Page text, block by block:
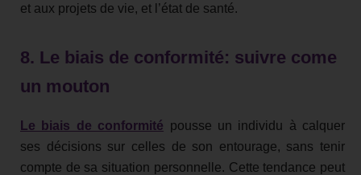
et aux projets de vie, et l’état de santé.
8. Le biais de conformité: suivre come
un mouton
Le biais de conformité pousse un individu à calquer
ses décisions sur celles de son entourage, sans tenir
compte de sa situation personnelle. Cette tendance peut